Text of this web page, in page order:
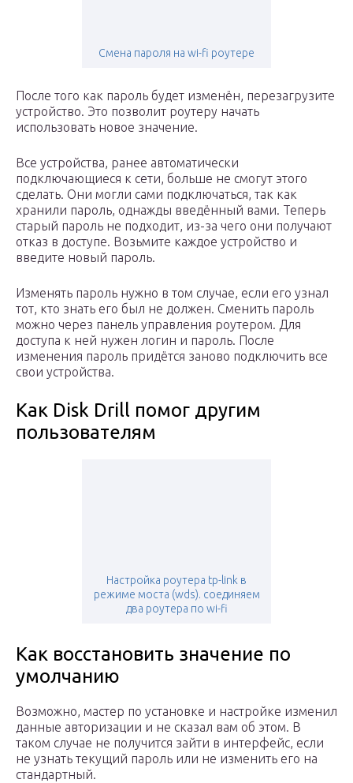
Смена пароля на wi-fi роутере
После того как пароль будет изменён, перезагрузите
устройство. Это позволит роутеру начать
использовать новое значение.
Все устройства, ранее автоматически
подключающиеся к сети, больше не смогут этого
сделать. Они могли сами подключаться, так как
хранили пароль, однажды введённый вами. Теперь
старый пароль не подходит, из-за чего они получают
отказ в доступе. Возьмите каждое устройство и
введите новый пароль.
Изменять пароль нужно в том случае, если его узнал
тот, кто знать его был не должен. Сменить пароль
можно через панель управления роутером. Для
доступа к ней нужен логин и пароль. После
изменения пароль придётся заново подключить все
свои устройства.
Как Disk Drill помог другим
пользователям
Настройка роутера tp-link в
режиме моста (wds). соединяем
два роутера по wi-fi
Как восстановить значение по
умолчанию
Возможно, мастер по установке и настройке изменил
данные авторизации и не сказал вам об этом. В
таком случае не получится зайти в интерфейс, если
не узнать текущий пароль или не изменить его на
стандартный.